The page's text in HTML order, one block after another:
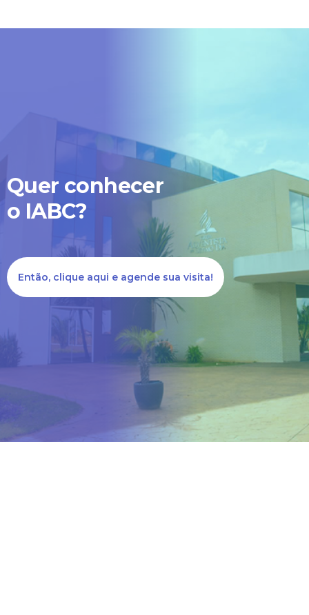
Quer conhecer
o IABC?
Então, clique aqui e agende sua visita!
Por isso, pedimos sua
Prazo de normalização:
feira, 23/11/2023 às 17h
Nossa equipe está ligando
cada mensagem enviada!
Caso queira falar diretamente
conosco ligue no número (62)
8002.
Estou ciente - Fechar Aviso